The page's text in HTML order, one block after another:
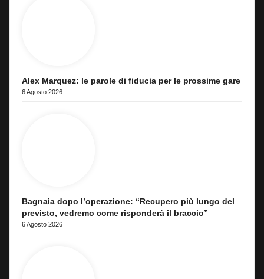
Alex Marquez: le parole di fiducia per le prossime gare
6 Agosto 2026
Bagnaia dopo l’operazione: “Recupero più lungo del
previsto, vedremo come risponderà il braccio”
6 Agosto 2026